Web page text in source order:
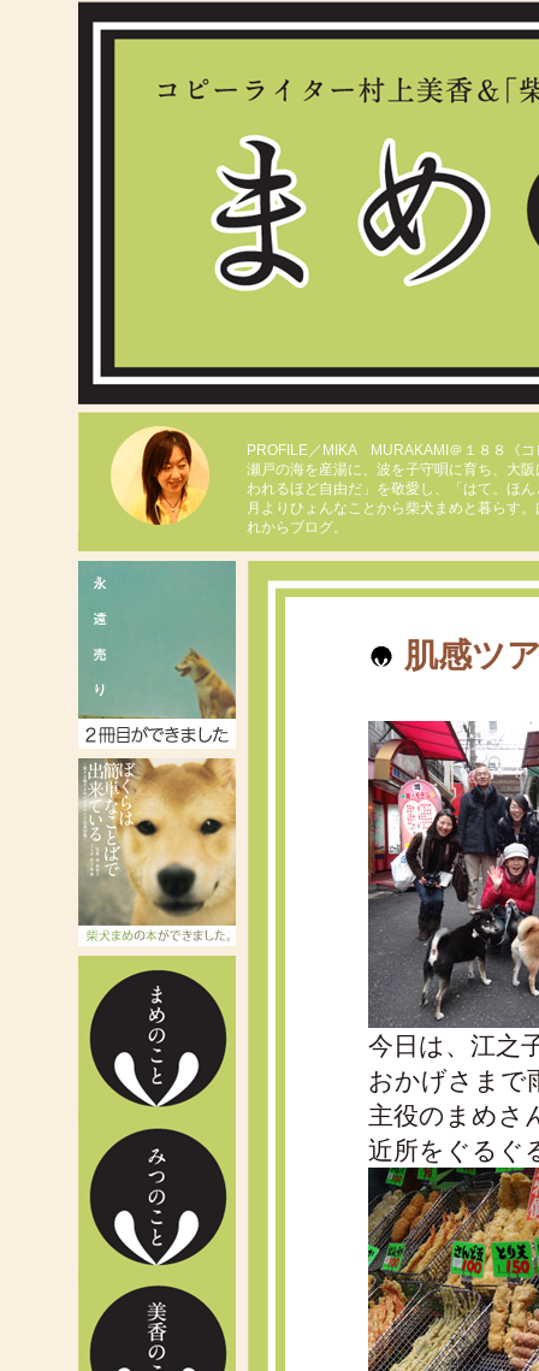
PROFILE／MIKA MURAKAMI＠１８８《コ
瀬戸の海を産湯に、波を子守唄に育ち、大
われるほど自由だ」を敬愛し、「はて。ほ
月よりひょんなことから柴犬まめと暮らす
れからブログ。
肌感ツ
今日は、江之
おかげさまで
主役のまめさ
近所をぐるぐ